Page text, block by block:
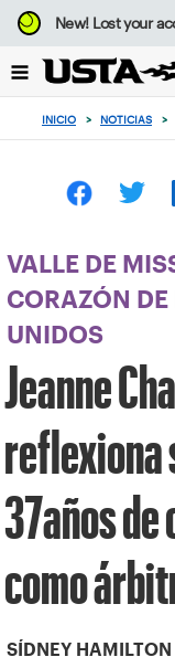
Enfoque
desde
botón
volver
principio
New!Lost your
INICIO > NOTICIAS >
VALLE DE
CORAZÓN DE
UNIDOS
Jeanne
reflexiona
37años de
como
SÍDNEY HAMILTON